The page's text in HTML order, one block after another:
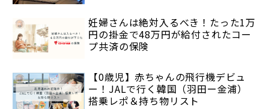
妊婦さんは絶対入るべき！たった1万
円の掛金で48万円が給付されたコー
プ共済の保険
【0歳児】赤ちゃんの飛行機デビュ
ー！JALで行く韓国（羽田ー金浦）
搭乗レポ＆持ち物リスト